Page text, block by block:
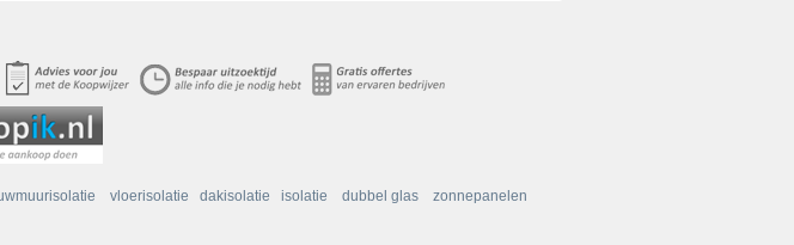
vloerisolatie dakisolatie isolatie dubbel glas zonnepanelen